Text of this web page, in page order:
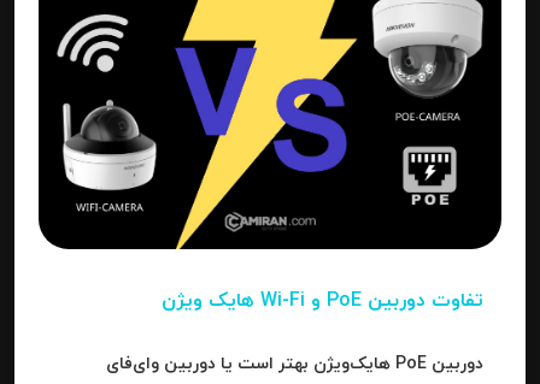
تفاوت دوربین PoE و Wi-Fi هایک‌ ویژن
دوربین PoE هایک‌ویژن بهتر است یا دوربین وای‌فای